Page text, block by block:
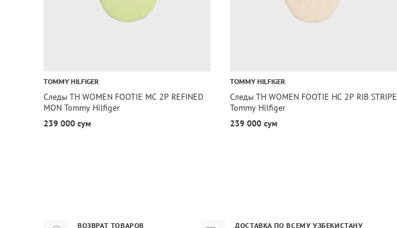
TOMMY HILFIGER
Следы TH WOMEN FOOTIE MC 2P REFINED
MON Tommy Hilfiger
239 000 сум
TOMMY HILFIGER
Следы TH WOMEN FOOTIE HC 2P RIB STRIPE
Tommy Hilfiger
239 000 сум
ВОЗВРАТ ТОВАРОВ ДОСТАВКА ПО ВСЕМУ УЗБЕКИСТАНУ